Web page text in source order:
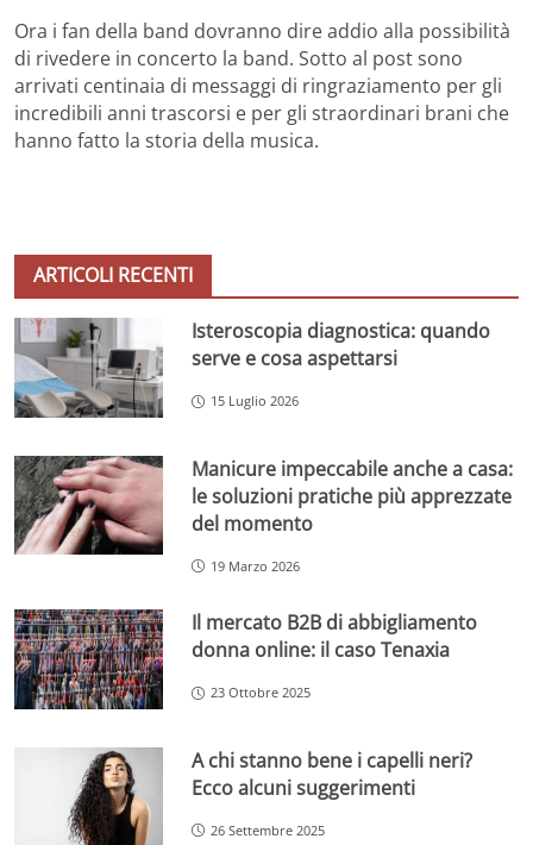
Ora i fan della band dovranno dire addio alla possibilità
di rivedere in concerto la band. Sotto al post sono
arrivati centinaia di messaggi di ringraziamento per gli
incredibili anni trascorsi e per gli straordinari brani che
hanno fatto la storia della musica.
ARTICOLI RECENTI
Isteroscopia diagnostica: quando
serve e cosa aspettarsi
15 Luglio 2026
Manicure impeccabile anche a casa:
le soluzioni pratiche più apprezzate
del momento
19 Marzo 2026
Il mercato B2B di abbigliamento
donna online: il caso Tenaxia
23 Ottobre 2025
A chi stanno bene i capelli neri?
Ecco alcuni suggerimenti
26 Settembre 2025